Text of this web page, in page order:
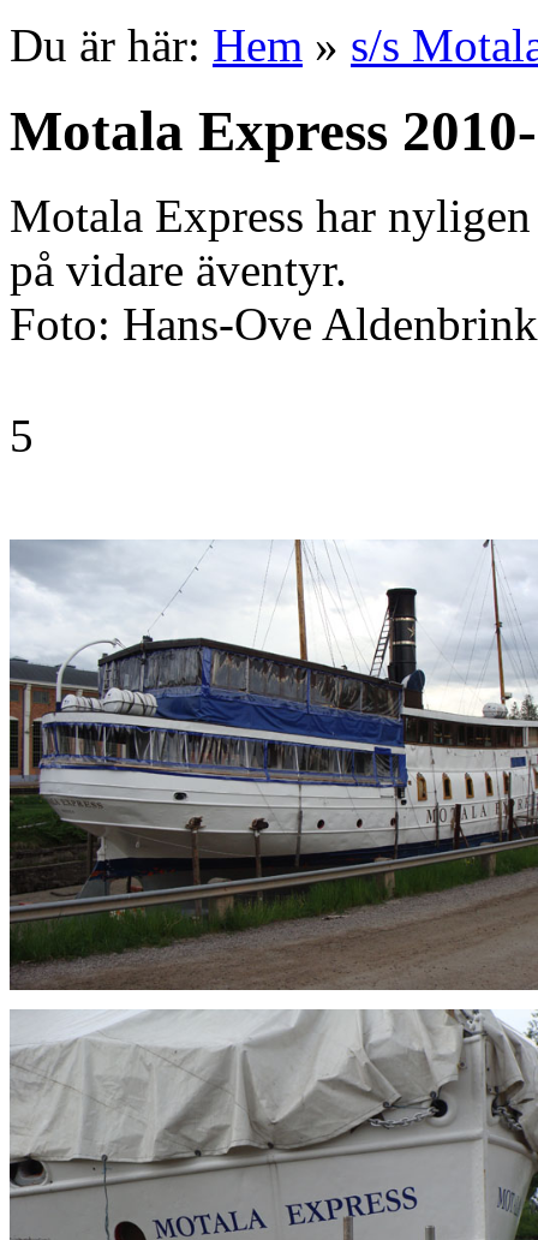
Du är här: Hem » s/s
Motala Express
Motala Express har
på vidare äventyr.
Foto: Hans-Ove
5